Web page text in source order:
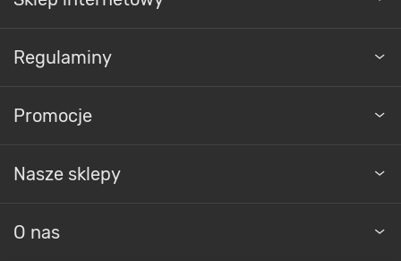
Regulaminy
Promocje
Nasze sklepy
O nas